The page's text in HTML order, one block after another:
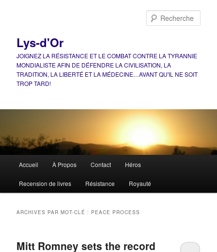
Lys-d'Or
JOIGNEZ LA RÉSISTANCE ET LE COMBAT CONTRE LA TYRANNIE
MONDIALISTE AFIN DE DÉFENDRE LA CIVILISATION, LA
TRADITION, LA LIBERTÉ ET LA MÉDECINE…AVANT QU'IL NE SOIT
TROP TARD!
principal
Accueil À Propos Contact Héros
Recension de livres Résistance Royauté
ARCHIVES PAR MOT-CLÉ : PEACE PROCESS
Mitt Romney sets the record